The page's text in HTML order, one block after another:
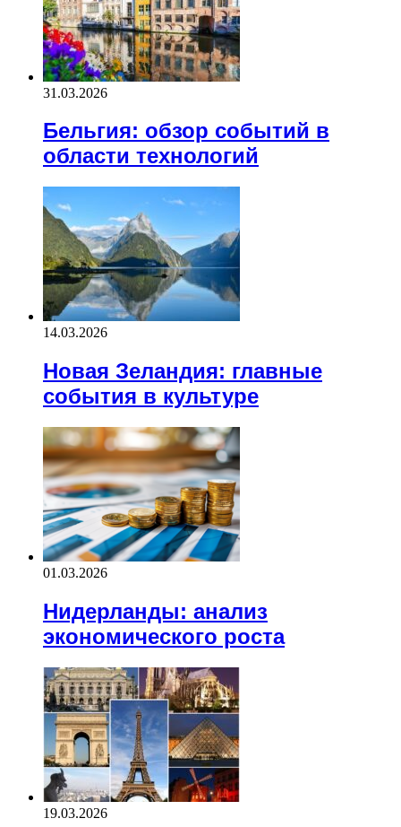
31.03.2026
Бельгия: обзор событий в
области технологий
14.03.2026
Новая Зеландия: главные
события в культуре
01.03.2026
Нидерланды: анализ
экономического роста
19.03.2026